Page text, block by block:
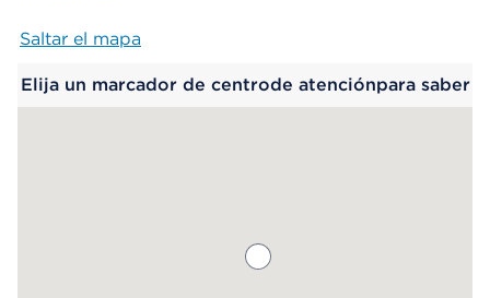
Saltar el mapa
Elija un marcador de centrode atenciónpara saber